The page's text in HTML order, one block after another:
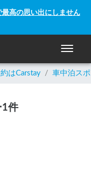
高の思い出にしません
ナビゲ
はCarstay / 車中泊ス
1件